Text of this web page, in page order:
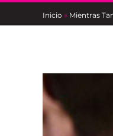
Inicio » Mientras